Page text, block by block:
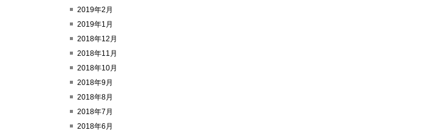
2019年2月
2019年1月
2018年12月
2018年11月
2018年10月
2018年9月
2018年8月
2018年7月
2018年6月